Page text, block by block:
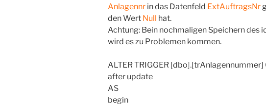
Anlagennr in das Datenfeld ExtAuftragsNr
den Wert Null hat.
Achtung: Bein nochmaligen Speichern des
wird es zu Problemen kommen.
ALTER TRIGGER
after update
AS
begin